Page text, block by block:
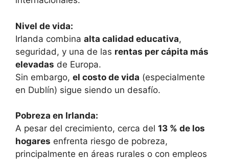
Nivel de vida:
Irlanda combina alta calidad educativa,
seguridad, y una de las rentas per cápita más
elevadas de Europa.
Sin embargo, el costo de vida (especialmente
en Dublín) sigue siendo un desafío.
Pobreza en Irlanda:
A pesar del crecimiento, cerca del 13 % de los
hogares enfrenta riesgo de pobreza,
principalmente en áreas rurales o con empleos